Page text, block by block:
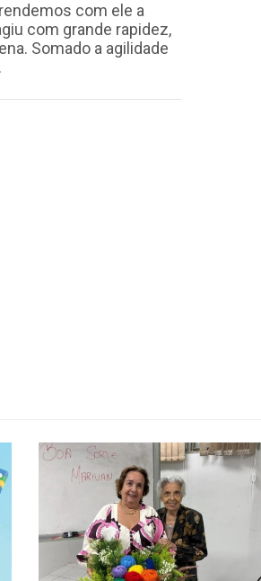
com ele a
com grande rapidez,
Somado a agilidade